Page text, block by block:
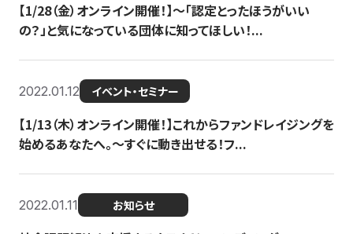
【1/28（金）オンライン開催！】〜「認定とったほうがいい
の？」と気になっている団体に知ってほしい！...
2022.01.12 イベント・セミナー
【1/13（木）オンライン開催！】これからファンドレイジングを
始めるあなたへ。〜すぐに動き出せる！フ...
2022.01.11 お知らせ